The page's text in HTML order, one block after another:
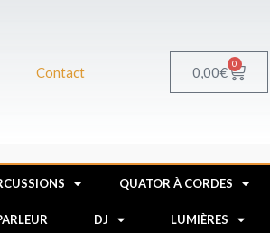
Contact 0,00€
0
Panier
QUATOR À CORDES
DJ LUMIÈRES